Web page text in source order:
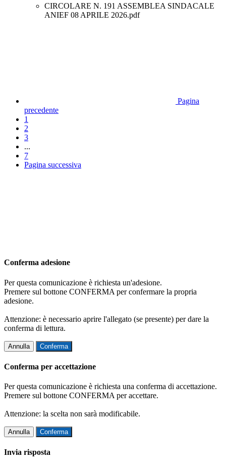
CIRCOLARE N. 191 ASSEMBLEA SINDACALE
ANIEF 08 APRILE 2026.pdf
Pagina
precedente
1
2
3
...
7
Pagina successiva
Conferma adesione
Per questa comunicazione è richiesta un'adesione.
Premere sul bottone CONFERMA per confermare la propria
adesione.
Attenzione: è necessario aprire l'allegato (se presente) per dare la
conferma di lettura.
Annulla Conferma
Conferma per accettazione
Per questa comunicazione è richiesta una conferma di accettazione.
Premere sul bottone CONFERMA per accettare.
Attenzione: la scelta non sarà modificabile.
Annulla Conferma
Invia risposta